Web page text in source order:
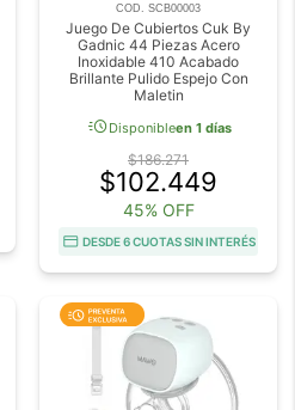
COD. SCB00003
Juego De Cubiertos Cuk By
Gadnic 44 Piezas Acero
Inoxidable 410 Acabado
Brillante Pulido Espejo Con
Maletin
acuteDisponibleen 1 días
$186.271
$102.449
45% OFF
DESDE 6 CUOTAS SIN INTERÉS